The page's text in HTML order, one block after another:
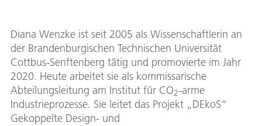
Diana Wenzke ist seit 2005 als Wissenschaftlerin an
der Brandenburgischen Technischen Universität
Cottbus-Senftenberg tätig und promovierte im Jahr
2020. Heute arbeitet sie als kommissarische
Abteilungsleitung am Institut für CO2-arme
Industrieprozesse. Sie leitet das Projekt „DEkoS“
Gekoppelte Design- und